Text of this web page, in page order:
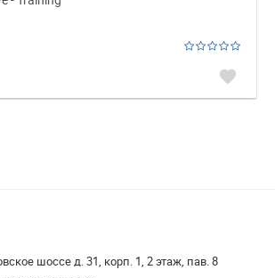
favorite
шоссе д. 31, корп. 1, 2 этаж, пав. 8